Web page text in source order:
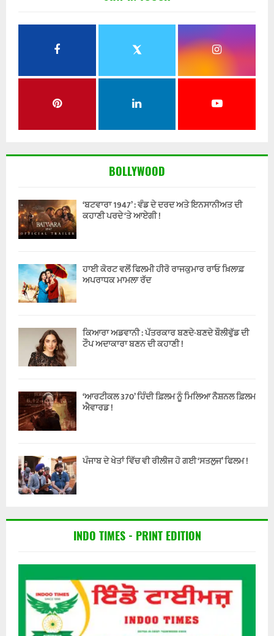
BOLLYWOOD
‘ਬਟਵਾਰਾ 1947’ : ਵੰਡ ਦੇ ਦਰਦ ਅਤੇ ਇਨਸਾਨੀਅਤ ਦੀ
ਕਹਾਣੀ ਪਰਦੇ ‘ਤੇ ਆਏਗੀ !
ਹਾਈ ਕੋਰਟ ਵਲੋਂ ਫਿਲਮੀ ਹੀਰੋ ਰਾਜਕੁਮਾਰ ਰਾਓ ਖ਼ਿਲਾਫ਼
ਅਪਰਾਧਕ ਮਾਮਲਾ ਰੱਦ
ਕਿਆਰਾ ਅਡਵਾਨੀ : ਪੱਤਰਕਾਰ ਬਣਦੇ-ਬਣਦੇ ਬੌਲੀਵੁੱਡ ਦੀ
ਟੌਪ ਅਦਾਕਾਰਾ ਬਣਨ ਦੀ ਕਹਾਣੀ !
‘ਆਰਟੀਕਲ 370’ ਹਿੰਦੀ ਫ਼ਿਲਮ ਨੂੰ ਮਿਲਿਆ ਨੈਸ਼ਨਲ ਫ਼ਿਲਮ
ਐਵਾਰਡ !
ਪੰਜਾਬ ਦੇ ਖੇਤਾਂ ਵਿੱਚ ਵੀ ਰੀਲੀਜ ਹੋ ਗਈ ‘ਸਤਲੁਜ’ ਫਿਲਮ !
INDO TIMES - PRINT EDITION